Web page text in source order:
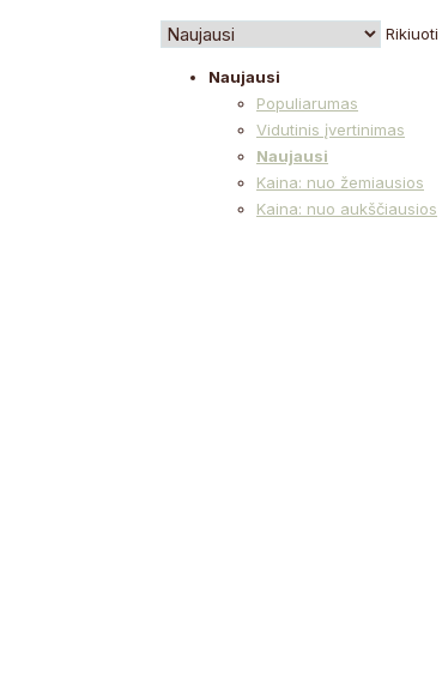
Rikiuoti
Naujausi
Populiarumas
Vidutinis įvertinimas
Naujausi
Kaina: nuo žemiausios
Kaina: nuo aukščiausios